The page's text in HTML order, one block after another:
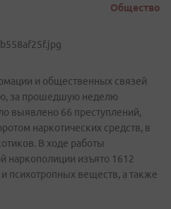
Общество
и общественных связей
за прошедшую неделю
выявлено 66 преступлений,
наркотических средств, в
В ходе работы
наркополиции изъято 1612
психотропных веществ, а также